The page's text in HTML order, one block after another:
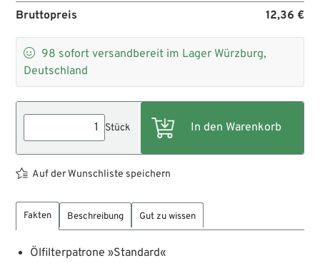
Bruttopreis
12,36 €
 98 sofort versandbereit im Lager Würzburg,
Deutschland
Stück
Auf der Wunschliste speichern
Fakten Beschreibung Gut zu wissen
Ölfilterpatrone »Standard«